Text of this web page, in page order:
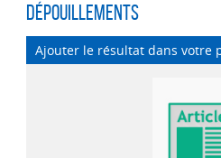
Dépouillements
Ajouter le résultat dans votre